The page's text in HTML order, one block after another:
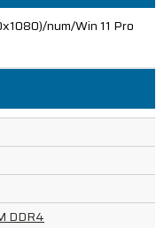
num/Win 11 Pro
DDR4